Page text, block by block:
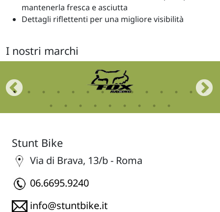
mantenerla fresca e asciutta
Dettagli riflettenti per una migliore visibilità
I nostri marchi
Stunt Bike
Via di Brava, 13/b - Roma
06.6695.9240
info@stuntbike.it